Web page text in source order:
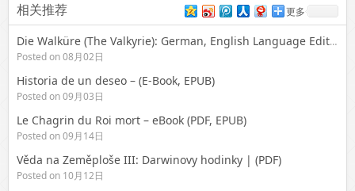
相关推荐 更多
Die Walküre (The Valkyrie): German, English Language Edition, Vocal Score (Kalmus Edition) : Zusammenfassung PDF
Posted on 08月02日
Historia de un deseo – (E-Book, EPUB)
Posted on 09月03日
Le Chagrin du Roi mort – eBook (PDF, EPUB)
Posted on 09月14日
Věda na Zeměploše III: Darwinovy hodinky | (PDF)
Posted on 10月12日